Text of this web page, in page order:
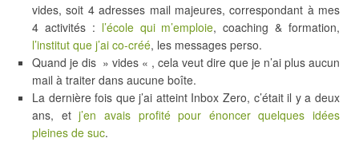
vides, soit 4 adresses mail majeures, correspondant à mes
4 activités : l’école qui m’emploie, coaching & formation,
l’institut que j’ai co-créé, les messages perso.
Quand je dis » vides « , cela veut dire que je n’ai plus aucun
mail à traiter dans aucune boîte.
La dernière fois que j’ai atteint Inbox Zero, c’était il y a deux
ans, etj’en avais profité pour énoncer quelques idées
pleines de suc.